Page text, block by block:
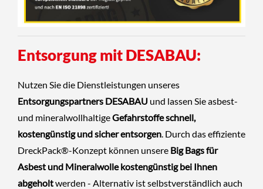
Entsorgung mit DESABAU:
Nutzen Sie die Dienstleistungen unseres
Entsorgungspartners DESABAU und lassen Sie asbest-
und mineralwollhaltigeGefahrstoffe schnell,
kostengünstig und sicher entsorgen . Durch das effiziente
DreckPack®-Konzept können unsere Big Bags für
Asbest und Mineralwolle kostengünstig bei Ihnen
abgeholtwerden - Alternativ ist selbstverständlich auch